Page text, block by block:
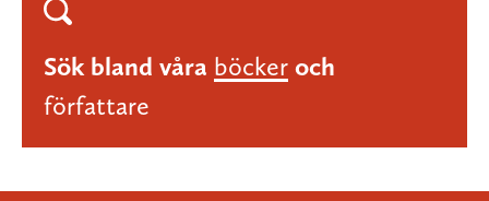
Sök bland våra böcker och
författare